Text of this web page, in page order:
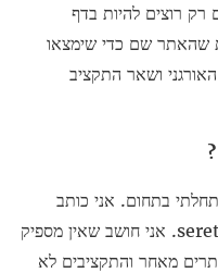
רק רוצים להיות בדף
שהאתר שם כדי שימצאו
כללי 40% לקידום האורגני ושאר התקציב
בתחום. אני כותב
ביקורות קולנוע ומראיין במאים לאתר seret. אני חושב שאין מספיק
מאחר והתקציבים לא